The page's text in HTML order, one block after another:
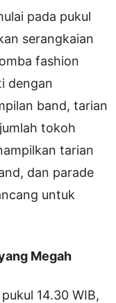
pada pukul
serangkaian
fashion
dengan
band, tarian
tokoh
tarian
dan parade
untuk
Megah
14.30 WIB,